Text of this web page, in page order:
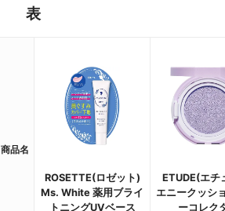
表
商品名
ROSETTE(ロゼット)
Ms. White 薬用ブライ
トニングUVベース
ETUDE(エチ
エニークッシ
ーコレク